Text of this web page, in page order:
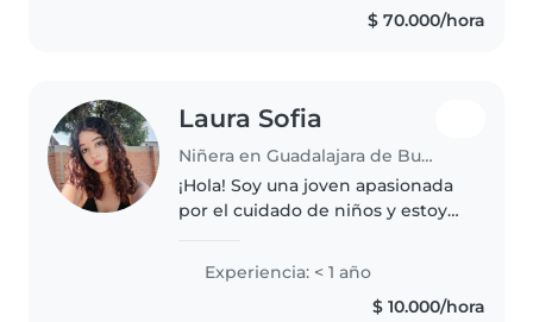
bebés, niños pequeños y niños
$ 70.000/hora
Laura Sofia
Niñera en Guadalajara de Buga
¡Hola! Soy una joven apasionada
por el cuidado de niños y estoy
aventura como niñera.
Actualmente, estudio Marketing
Digital, pero en mi tiempo libre,
Experiencia: < 1 año
$ 10.000/hora